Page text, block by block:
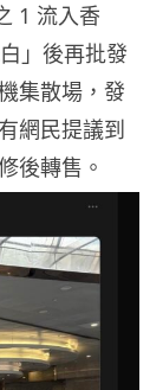
1 流入香
」後再批發
集散場，發
網民提議到
後轉售。